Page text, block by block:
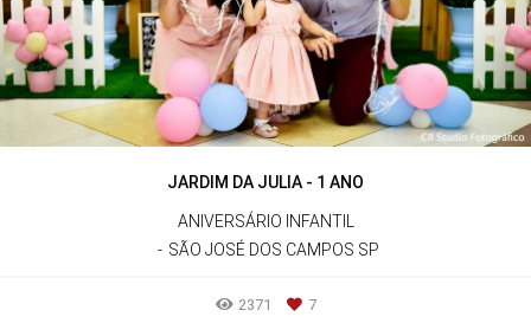
JARDIM DA JULIA - 1 ANO
ANIVERSÁRIO INFANTIL
SÃO JOSÉ DOS CAMPOS SP
2371 7